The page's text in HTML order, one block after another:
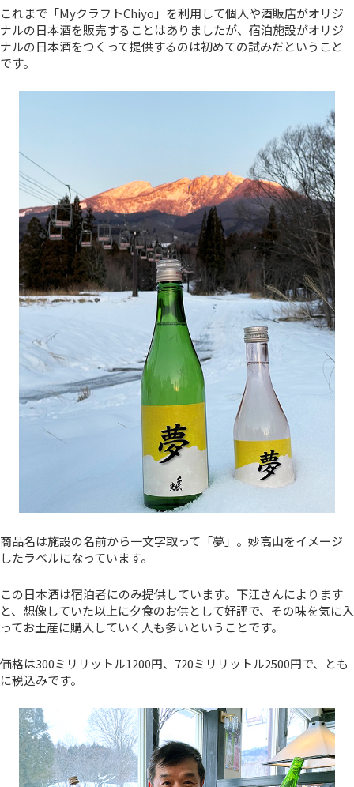
これまで「MyクラフトChiyo」を利用して個人や酒販店がオリジ
ナルの日本酒を販売することはありましたが、宿泊施設がオリジ
ナルの日本酒をつくって提供するのは初めての試みだということ
です。
商品名は施設の名前から一文字取って「夢」。妙高山をイメージ
したラベルになっています。
この日本酒は宿泊者にのみ提供しています。下江さんによります
と、想像していた以上に夕食のお供として好評で、その味を気に入
ってお土産に購入していく人も多いということです。
価格は300ミリリットル1200円、720ミリリットル2500円で、とも
に税込みです。